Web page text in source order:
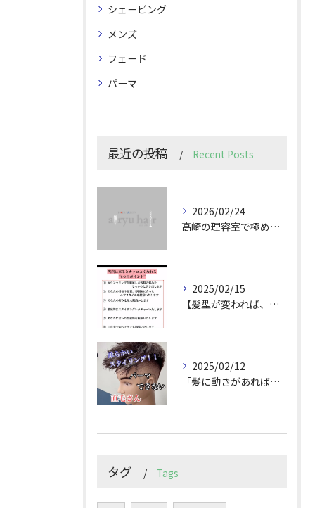
シェービング
メンズ
フェード
パーマ
最近の投稿 Recent Posts
2026/02/24
高崎の理容室で極めるメンズカット技術
2025/02/15
【髪型が変われば、人生が変わる。
2025/02/12
「髪に動きがあれば印象は変わる！」
タグ Tags